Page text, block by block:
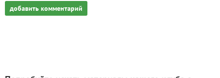
добавить комментарий